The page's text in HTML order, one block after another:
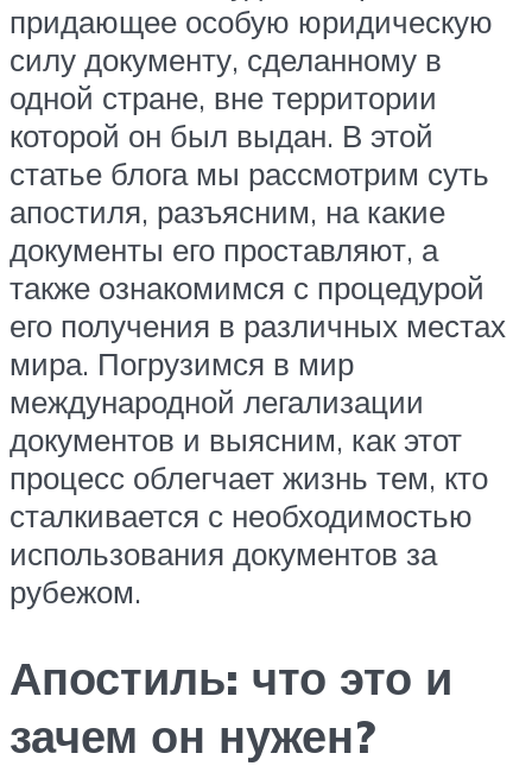
придающее особую юридическую
силу документу, сделанному в
одной стране, вне территории
которой он был выдан. В этой
статье блога мы рассмотрим суть
апостиля, разъясним, на какие
документы его проставляют, а
также ознакомимся с процедурой
его получения в различных местах
мира. Погрузимся в мир
международной легализации
документов и выясним, как этот
процесс облегчает жизнь тем, кто
сталкивается с необходимостью
использования документов за
рубежом.
Апостиль: что это и
зачем он нужен?